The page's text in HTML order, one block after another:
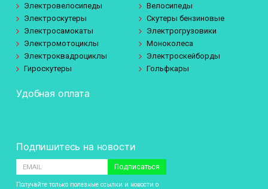
Электровелосипеды
Велосипеды
Электроскутеры
Скутеры бензиновые
Электросамокаты
Электрогрузовики
Электромотоциклы
Моноколеса
Электроквадроциклы
Электроскейборды
Гироскутеры
Гольфкары
Удобная оплата
Подпишитесь на новости
Подписаться
Получайте только полезные ссылки и новости о